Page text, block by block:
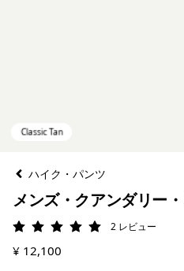
ハイク・パンツ
メンズ・クアンダリー
評価: 5 / 5 2 レビュー
¥ 12,100